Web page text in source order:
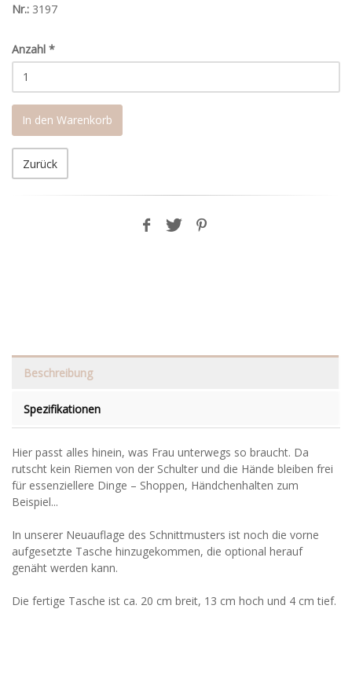
Nr.: 3197
Anzahl *
In den Warenkorb
Zurück
Beschreibung
Spezifikationen
Hier passt alles hinein, was Frau unterwegs so braucht. Da
rutscht kein Riemen von der Schulter und die Hände bleiben frei
für essenziellere Dinge – Shoppen, Händchenhalten zum
Beispiel...
In unserer Neuauflage des Schnittmusters ist noch die vorne
aufgesetzte Tasche hinzugekommen, die optional herauf
genäht werden kann.
Die fertige Tasche ist ca. 20 cm breit, 13 cm hoch und 4 cm tief.